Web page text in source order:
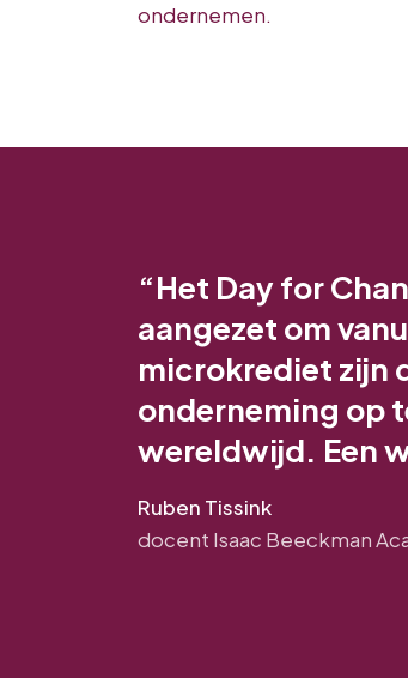
ondernemen.
“Het Day for
aangezet om
microkrediet zijn
onderneming op
wereldwijd. Een
Ruben Tissink
docent Isaac Beeckman